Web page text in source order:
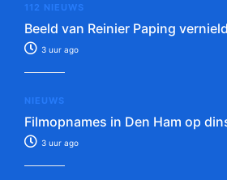
112 NIEUWS
Beeld van Reinier Paping
3 uur ago
NIEUWS
Filmopnames in Den Ham op
3 uur ago